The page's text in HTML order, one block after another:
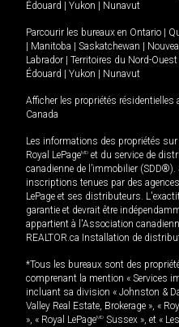
Édouard
Yukon Nunavut
Parcourir les bureaux en Ontario
Manitoba Saskatchewan
Labrador
Territoires du Nord-Ouest
Édouard
Yukon Nunavut
Afficher les propriétés résidentielles
Canada
Les informations des propriétés
Royal LePageMD et du service de
canadienne de l’immobilier (SDD®).
inscriptions tenues par des
LePage et ses distributeurs.
garantie et devrait être
appartient à l'Association
REALTOR.ca Installation de
*Tous les bureaux sont des
comprenant la mention « Services
incluant sa division « Johnston &
Valley Real Estate, Brokerage », «
», « Royal LePageMD Sussex », et «